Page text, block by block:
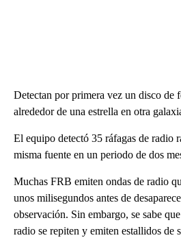
Detectan por primera vez un disco de
alrededor de una estrella en otra
El equipo detectó 35 ráfagas de radio
misma fuente en un periodo de dos
Muchas FRB emiten ondas de radio
unos milisegundos antes de
observación. Sin embargo, se sabe
radio se repiten y emiten estallidos de